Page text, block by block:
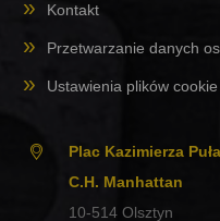
Kontakt
Przetwarzanie danych
Ustawienia plików cookie
Plac Kazimierza
C.H. Manhattan
10-514 Olsztyn